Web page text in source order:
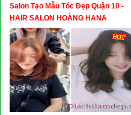
Salon Tạo Mẫu Tóc Đẹp Quận 10 -
HAIR SALON HOÀNG HANA